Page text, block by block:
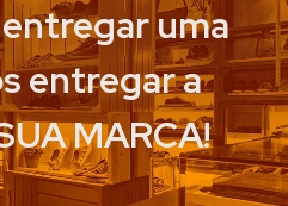
uma
entregar a
MARCA!